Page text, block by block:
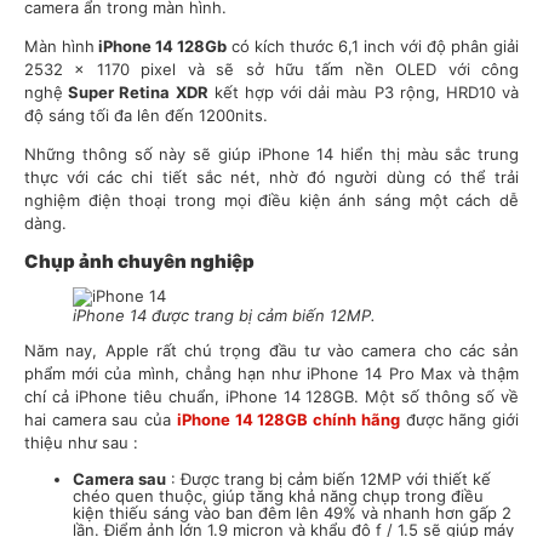
camera ẩn trong màn hình.
Màn hình iPhone 14 128Gb có kích thước 6,1 inch với độ phân giải
2532 x 1170 pixel và sẽ sở hữu tấm nền OLED với công
nghệ Super Retina XDR kết hợp với dải màu P3 rộng, HRD10 và
độ sáng tối đa lên đến 1200nits.
Những thông số này sẽ giúp iPhone 14 hiển thị màu sắc trung
thực với các chi tiết sắc nét, nhờ đó người dùng có thể trải
nghiệm điện thoại trong mọi điều kiện ánh sáng một cách dễ
dàng.
Chụp ảnh chuyên nghiệp
iPhone 14 được trang bị cảm biến 12MP.
Năm nay, Apple rất chú trọng đầu tư vào camera cho các sản
phẩm mới của mình, chẳng hạn như iPhone 14 Pro Max và thậm
chí cả iPhone tiêu chuẩn, iPhone 14 128GB. Một số thông số về
hai camera sau của iPhone 14 128GB chính hãngđược hãng giới
thiệu như sau :
Camera sau : Được trang bị cảm biến 12MP với thiết kế
chéo quen thuộc, giúp tăng khả năng chụp trong điều
kiện thiếu sáng vào ban đêm lên 49% và nhanh hơn gấp 2
lần. Điểm ảnh lớn 1.9 micron và khẩu độ f / 1.5 sẽ giúp máy